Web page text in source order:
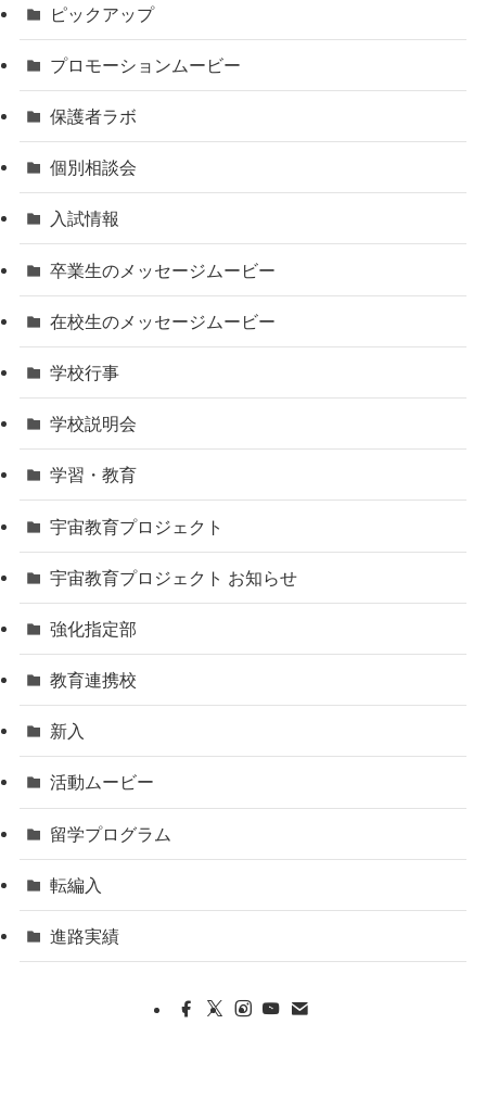
ピックアップ
プロモーションムービー
保護者ラボ
個別相談会
入試情報
卒業生のメッセージムービー
在校生のメッセージムービー
学校行事
学校説明会
学習・教育
宇宙教育プロジェクト
宇宙教育プロジェクト お知らせ
強化指定部
教育連携校
新入
活動ムービー
留学プログラム
転編入
進路実績